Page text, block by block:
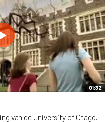
01:32
van de University of Otago.